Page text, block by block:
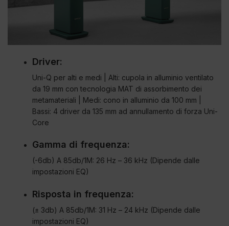
Driver:
Uni-Q per alti e medi | Alti: cupola in alluminio ventilato
da 19 mm con tecnologia MAT di assorbimento dei
metamateriali | Medi: cono in alluminio da 100 mm |
Bassi: 4 driver da 135 mm ad annullamento di forza Uni-
Core
Gamma di frequenza:
(-6db) A 85db/1M: 26 Hz – 36 kHz (Dipende dalle
impostazioni EQ)
Risposta in frequenza:
(± 3db) A 85db/1M: 31 Hz – 24 kHz (Dipende dalle
impostazioni EQ)